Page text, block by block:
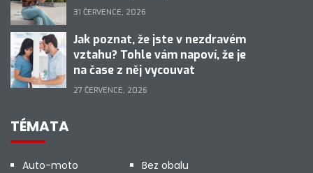
31 ČERVENCE, 2026
Jak poznat, že jste v nezdravém
vztahu? Tohle vám napoví, že je
na čase z něj vycouvat
27 ČERVENCE, 2026
TÉMATA
Auto-moto
Bez obalu